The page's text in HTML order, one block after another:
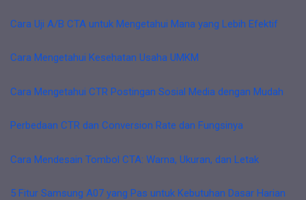
Cara Uji A/B CTA untuk Mengetahui Mana yang Lebih Efektif
Cara Mengetahui Kesehatan Usaha UMKM
Cara Mengetahui CTR Postingan Sosial Media dengan Mudah
Perbedaan CTR dan Conversion Rate dan Fungsinya
Cara Mendesain Tombol CTA: Warna, Ukuran, dan Letak
5 Fitur Samsung A07 yang Pas untuk Kebutuhan Dasar Harian